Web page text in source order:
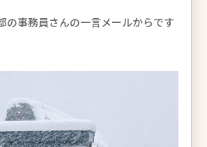
の事務員さんの一言メールからです